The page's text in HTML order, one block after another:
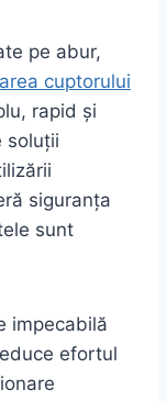
pe abur,
cuptorului
rapid și
soluții
siguranța
sunt
impecabilă
efortul